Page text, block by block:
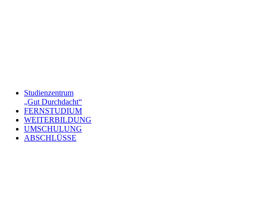
Studienzentrum
„Gut Durchdacht“
FERNSTUDIUM
WEITERBILDUNG
UMSCHULUNG
ABSCHLÜSSE